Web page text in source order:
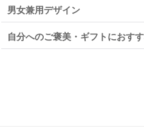
男女兼用デザイン
自分へのご褒美・ギフトにおす